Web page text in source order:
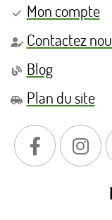
Mon compte
Contactez
Blog
Plan du site